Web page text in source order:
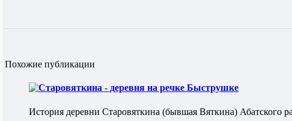
Похожие публикации
Старовяткина - деревня на речке Быструшке
История деревни Старовяткина (бывшая Вяткина) Абатского